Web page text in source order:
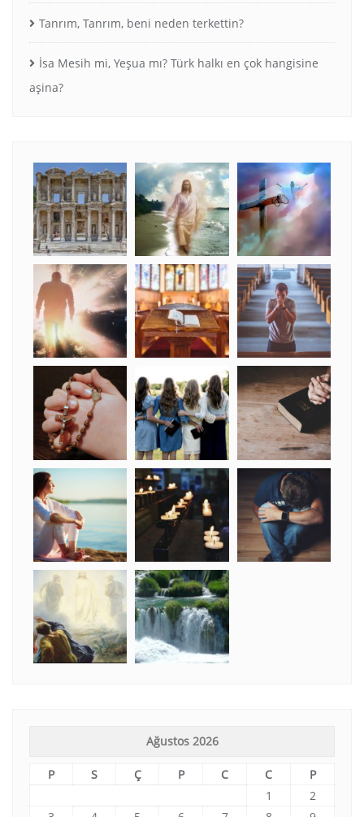
Tanrım, Tanrım, beni neden terkettin?
İsa Mesih mi, Yeşua mı? Türk halkı en çok hangisine
aşina?
Ağustos 2026
P S Ç P C C
P
1
2